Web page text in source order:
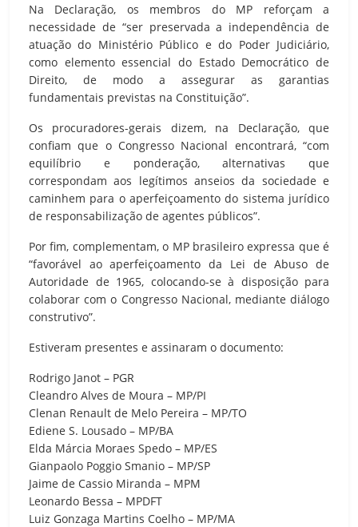
Na Declaração, os membros do MP reforçam a
necessidade de “ser preservada a independência de
atuação do Ministério Público e do Poder Judiciário,
como elemento essencial do Estado Democrático de
Direito, de modo a assegurar as garantias
fundamentais previstas na Constituição”.
Os procuradores-gerais dizem, na Declaração, que
confiam que o Congresso Nacional encontrará, “com
equilíbrio e ponderação, alternativas que
correspondam aos legítimos anseios da sociedade e
caminhem para o aperfeiçoamento do sistema jurídico
de responsabilização de agentes públicos”.
Por fim, complementam, o MP brasileiro expressa que é
“favorável ao aperfeiçoamento da Lei de Abuso de
Autoridade de 1965, colocando-se à disposição para
colaborar com o Congresso Nacional, mediante diálogo
construtivo”.
Estiveram presentes e assinaram o documento:
Rodrigo Janot – PGR
Cleandro Alves de Moura – MP/PI
Clenan Renault de Melo Pereira – MP/TO
Ediene S. Lousado – MP/BA
Elda Márcia Moraes Spedo – MP/ES
Gianpaolo Poggio Smanio – MP/SP
Jaime de Cassio Miranda – MPM
Leonardo Bessa – MPDFT
Luiz Gonzaga Martins Coelho – MP/MA